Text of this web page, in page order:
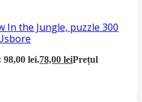
In the Jungle, puzzle 300
lei.78,00leiPrețul